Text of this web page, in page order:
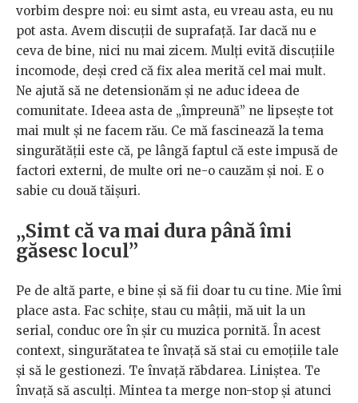
vorbim despre noi: eu simt asta, eu vreau asta, eu nu
pot asta. Avem discuții de suprafață. Iar dacă nu e
ceva de bine, nici nu mai zicem. Mulți evită discuțiile
incomode, deși cred că fix alea merită cel mai mult.
Ne ajută să ne detensionăm și ne aduc ideea de
comunitate. Ideea asta de „împreună” ne lipsește tot
mai mult și ne facem rău. Ce mă fascinează la tema
singurătății este că, pe lângă faptul că este impusă de
factori externi, de multe ori ne-o cauzăm și noi. E o
sabie cu două tăișuri.
„Simt că va mai dura până îmi
găsesc locul”
Pe de altă parte, e bine și să fii doar tu cu tine. Mie îmi
place asta. Fac schițe, stau cu mâții, mă uit la un
serial, conduc ore în șir cu muzica pornită. În acest
context, singurătatea te învață să stai cu emoțiile tale
și să le gestionezi. Te învață răbdarea. Liniștea. Te
învață să asculți. Mintea ta merge non-stop și atunci